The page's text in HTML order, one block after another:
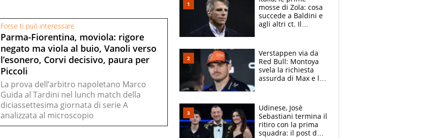
Forse ti può interessare
Parma-Fiorentina, moviola: rigore
negato ma viola al buio, Vanoli verso
l’esonero, Corvi decisivo, paura per
Piccoli
La prova dell’arbitro napoletano Marco
Guida al Tardini nel lunch match della
diciassettesima giornata di serie A
analizzata al microscopio
mosse di Zola: cosa
succede a Baldini e
agli altri ct. Il
azzurri
Verstappen via da
Red Bull: Montoya
svela la richiesta
assurda di Max e lo
McLaren siano
meglio?”
Udinese, Josè
Sebastiani termina il
ritiro con la prima
squadra: il post del